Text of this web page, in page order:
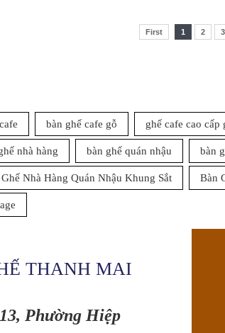
First 1 2 3
bàn ghế cafe gỗ ghế cafe cao cấp
nhà hàng bàn ghế quán nhậu bàn
Nhà Hàng Quán Nhậu Khung Sắt Bàn
THANH MAI
Phường Hiệp